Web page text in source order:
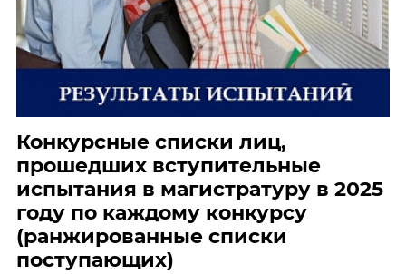
Конкурсные списки лиц,
прошедших вступительные
испытания в магистратуру в 2025
году по каждому конкурсу
(ранжированные списки
поступающих)